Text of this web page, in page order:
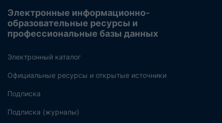
Электронные информационно-
образовательные ресурсы и
профессиональные базы данных
Электронный каталог
Официальные ресурсы и открытые источники
Подписка
Подписка (журналы)